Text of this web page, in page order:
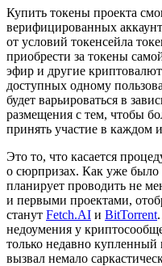
Купить токены проекта
верифицированных
от условий токенсейла
приобрести за токены
эфир и другие
доступных одному
будет варьироваться в
размещения с тем, чтобы
принять участие в каждом
Это то, что касается
о сюрпризах. Как уже было
планирует проводить не
и первыми проектами,
станут Fetch.AI и BitTorrent
недоумения у
только недавно купленный
вызвал немало